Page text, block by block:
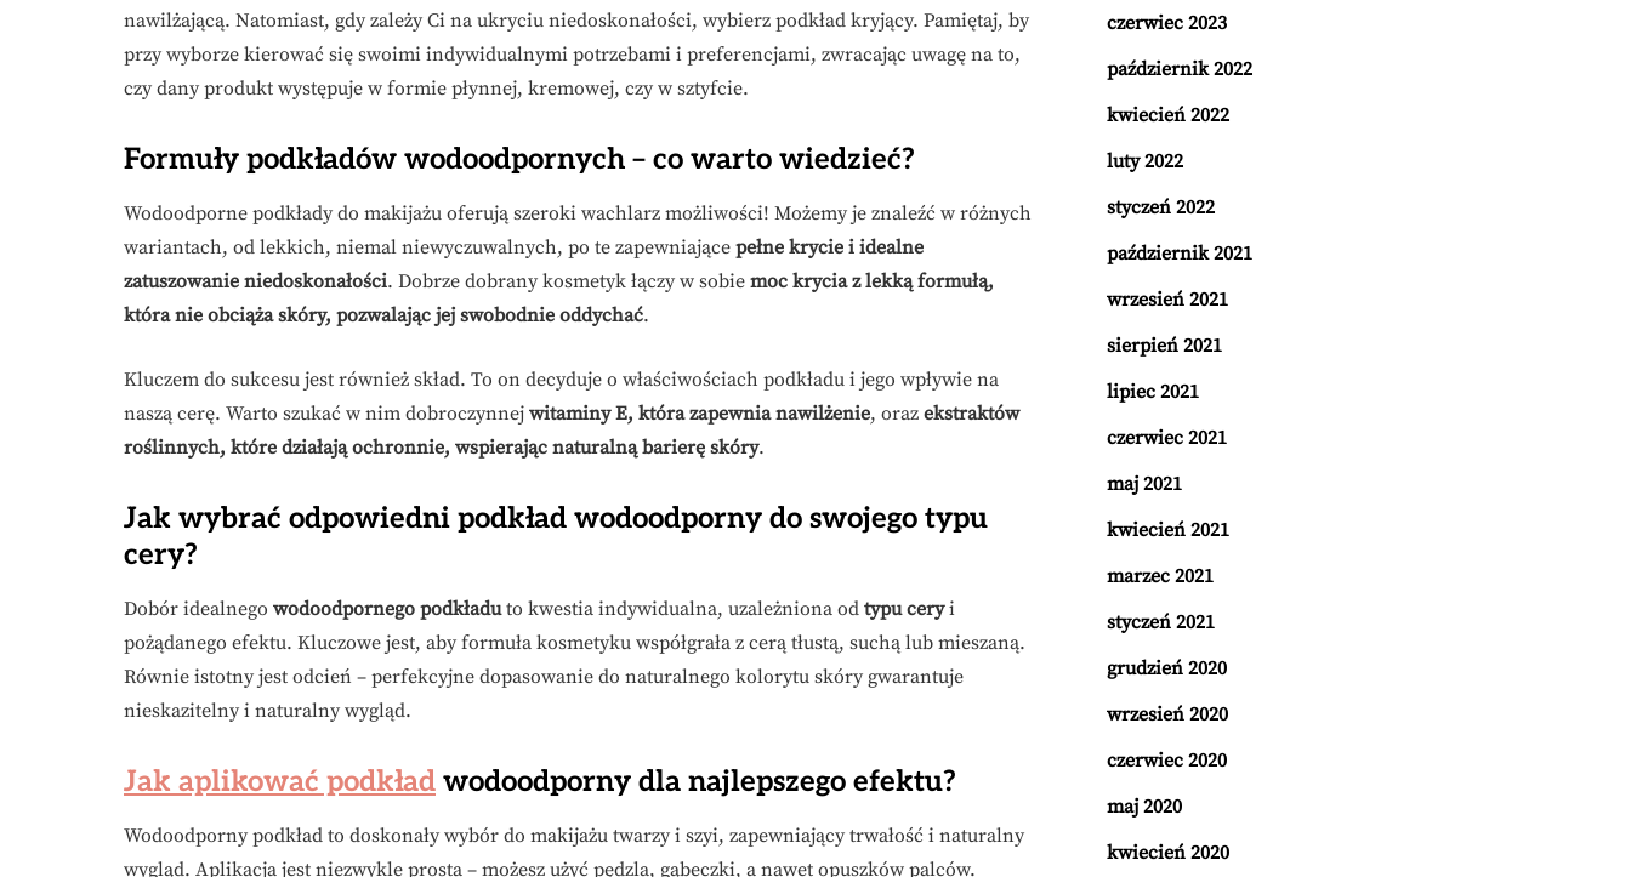
nawilżającą. Natomiast, gdy zależy Ci na ukryciu niedoskonałości, wybierz podkład kryjący. Pamiętaj, by
przy wyborze kierować się swoimi indywidualnymi potrzebami i preferencjami, zwracając uwagę na to,
czy dany produkt występuje w formie płynnej, kremowej, czy w sztyfcie.
Formuły podkładów wodoodpornych – co warto wiedzieć?
Wodoodporne podkłady do makijażu oferują szeroki wachlarz możliwości! Możemy je znaleźć w różnych
wariantach, od lekkich, niemal niewyczuwalnych, po te zapewniające pełne krycie i idealne
zatuszowanie niedoskonałości. Dobrze dobrany kosmetyk łączy w sobie moc krycia z lekką formułą,
która nie obciąża skóry, pozwalając jej swobodnie oddychać.
Kluczem do sukcesu jest również skład. To on decyduje o właściwościach podkładu i jego wpływie na
naszą cerę. Warto szukać w nim dobroczynnej witaminy E, która zapewnia nawilżenie, oraz ekstraktów
roślinnych, które działają ochronnie, wspierając naturalną barierę skóry.
Jak wybrać odpowiedni podkład wodoodporny do swojego typu
cery?
Dobór idealnego wodoodpornego podkładuto kwestia indywidualna, uzależniona od typu ceryi
pożądanego efektu. Kluczowe jest, aby formuła kosmetyku współgrała z cerą tłustą, suchą lub mieszaną.
Równie istotny jest odcień – perfekcyjne dopasowanie do naturalnego kolorytu skóry gwarantuje
nieskazitelny i naturalny wygląd.
Jak aplikować podkład wodoodporny dla najlepszego efektu?
Wodoodporny podkład to doskonały wybór do makijażu twarzy i szyi, zapewniający trwałość i naturalny
wygląd. Aplikacja jest niezwykle prosta – możesz użyć pędzla, gąbeczki, a nawet opuszków palców.
czerwiec 2023
październik 2022
kwiecień 2022
luty 2022
styczeń 2022
październik 2021
wrzesień 2021
sierpień 2021
lipiec 2021
czerwiec 2021
maj 2021
kwiecień 2021
marzec 2021
styczeń 2021
grudzień 2020
wrzesień 2020
czerwiec 2020
maj 2020
kwiecień 2020